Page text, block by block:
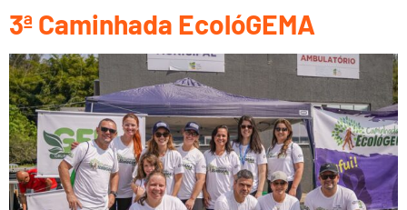
3ª Caminhada EcolóGEMA